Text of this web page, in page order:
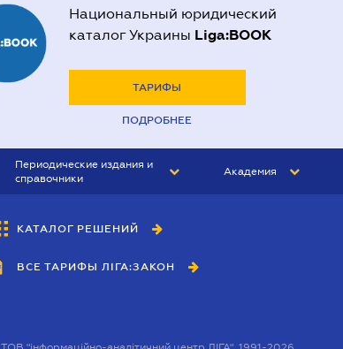
Национальный юридический
каталог Украины Liga:BOOK
ТАРИФЫ
ПОДРОБНЕЕ
Периодические издания и
справочники
БУХГАЛТЕР&ЗАКОН
ВЕСТНИК МСФО
Академия
КАТАЛОГ РЕШЕНИЙ
ВСЕ ТАРИФЫ ЛІГА:ЗАКОН